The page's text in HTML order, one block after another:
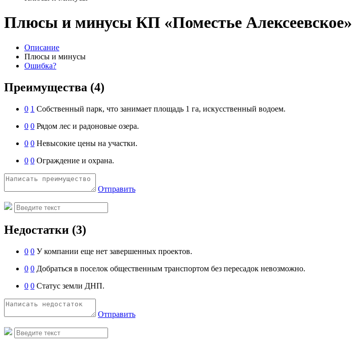
Плюсы и минусы КП «Поместье Алексеевское»
Описание
Плюсы и минусы
Ошибка?
Преимущества (4)
0 1 Собственный парк, что занимает площадь 1 га, искусственный водоем.
0 0 Рядом лес и радоновые озера.
0 0 Невысокие цены на участки.
0 0 Ограждение и охрана.
Отправить
Недостатки (3)
0 0 У компании еще нет завершенных проектов.
0 0 Добраться в поселок общественным транспортом без пересадок невозможно.
0 0 Статус земли ДНП.
Отправить